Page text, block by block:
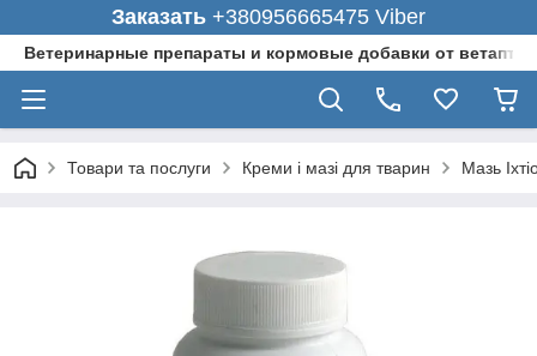
Заказать +380956665475 Viber
Ветеринарные препараты и кормовые добавки от
Товари та послуги Креми і мазі для тварин Мазь